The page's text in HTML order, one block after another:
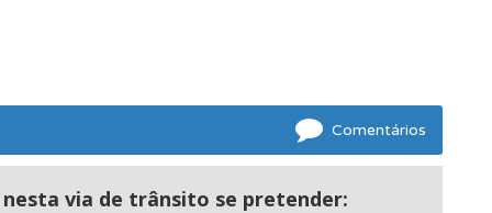
oficial.
Comentários
via de trânsito se pretender: